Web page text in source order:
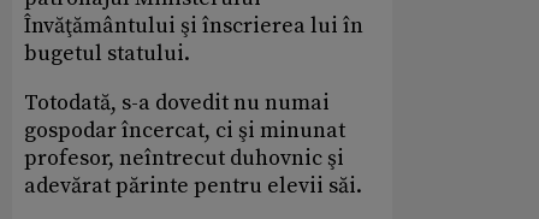
Învăţământului şi înscrierea lui în
bugetul statului.
Totodată, s-a dovedit nu numai
gospodar încercat, ci şi minunat
profesor, neîntrecut duhovnic şi
adevărat părinte pentru elevii săi.